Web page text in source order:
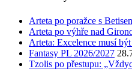
Arteta po poražce s
Arteta po výhře nad
Arteta: Excelence musí
Fantasy PL 2026/2027
Tzolis po přestupu: